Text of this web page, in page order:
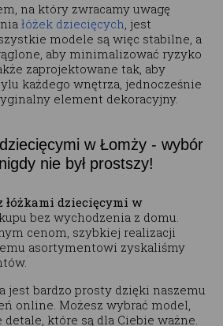
na który zwracamy uwagę
łóżek dziecięcych, jest
modele są więc stabilne, a
aby minimalizować ryzyko
zaprojektowane tak, aby
każdego wnętrza, jednocześnie
element dekoracyjny.
w Łomży - wybór
nie był prostszy!
łóżkami dziecięcymi w
bez wychodzenia z domu.
cenom, szybkiej realizacji
asortymentowi zyskaliśmy
jest bardzo prosty dzięki naszemu
online. Możesz wybrać model,
które są dla Ciebie ważne.